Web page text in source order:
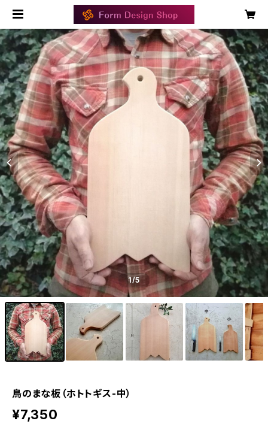
1/5
鳥のまな板（ホトトギス-中）
¥7,350